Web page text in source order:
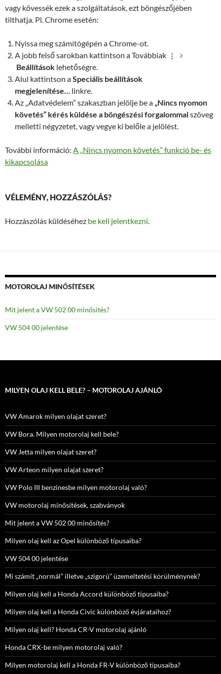
vagy kövessék ezek a szolgáltatások, ezt böngészőjében
tilthatja. Pl. Chrome esetén:
Nyissa meg számítógépén a Chrome-ot.
A jobb felső sarokban kattintson a Továbbiak
Beállítások lehetőségre.
Alul kattintson aSpeciális beállítások
megjelenítése… linkre.
Az „Adatvédelem” szakaszban jelölje be a „Nincs nyomon
követés” kérés küldése a böngészési forgalommalszöveg
melletti négyzetet, vagy vegye ki belőle a jelölést.
További információ: A „Nincs nyomon követés” funkció be- és
kikapcsolása
VÉLEMÉNY, HOZZÁSZÓLÁS?
Hozzászólás küldéséhez be kell jelentkezni.
MOTOROLAJ MINŐSÍTÉSEK
Mit jelent a VW 502 00 minősítés?
VW 504 00 jelentése
MILYEN OLAJ KELL BELE? – MOTOROLAJ AJÁNLÓ
VW Amarok milyen olajat szeret?
VW Bora. Milyen motorolaj kell bele?
VW Jetta milyen olajat szeret?
VW Arteon milyen olajat szeret?
VW Polo III benzinesbe milyen motorolaj való?
VW motorolaj minősítések, szabványok
Mit jelent a VW 502 00 minősítés?
Milyen olaj kell az Opel különböző típusaiba?
VW 504 00 jelentése
Mi számít „normál” illetve „szigorú” üzemeltetési körülménynek?
Milyen olaj kell a Honda Accord különböző típusaiba?
Milyen olaj kell a Honda Civic különböző évjárataihoz?
Milyen olaj kell? Honda CR-V motorolaj ajánló
Honda CRX-be milyen motorolaj való?
Milyen motorolaj kell a Honda FR-V különböző típusaiba?